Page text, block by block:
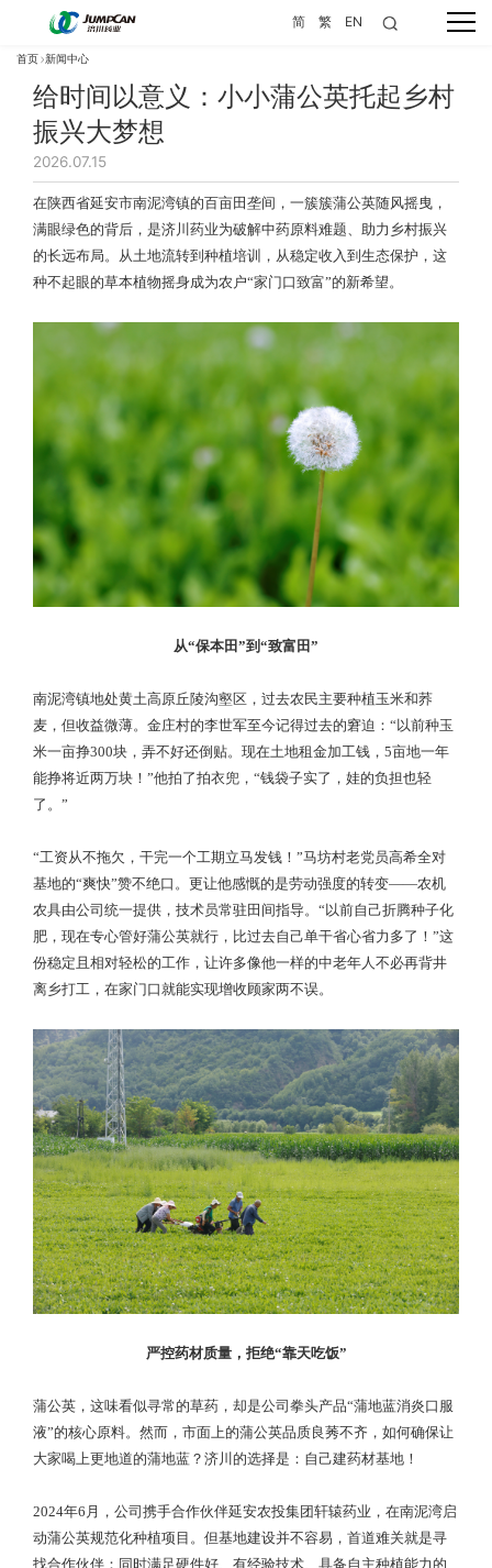
简 繁 EN
首页 新闻中心
给时间以意义：小小蒲公英托起乡村
振兴大梦想
2026.07.15
在陕西省延安市南泥湾镇的百亩田垄间，一簇簇蒲公英随风摇曳，
满眼绿色的背后，是济川药业为破解中药原料难题、助力乡村振兴
的长远布局。从土地流转到种植培训，从稳定收入到生态保护，这
种不起眼的草本植物摇身成为农户“家门口致富”的新希望。
从“保本田”到“致富田”
南泥湾镇地处黄土高原丘陵沟壑区，过去农民主要种植玉米和荞
麦，但收益微薄。金庄村的李世军至今记得过去的窘迫：“以前种玉
米一亩挣300块，弄不好还倒贴。现在土地租金加工钱，5亩地一年
能挣将近两万块！”他拍了拍衣兜，“钱袋子实了，娃的负担也轻
了。”
“工资从不拖欠，干完一个工期立马发钱！”马坊村老党员高希全对
基地的“爽快”赞不绝口。更让他感慨的是劳动强度的转变——农机
农具由公司统一提供，技术员常驻田间指导。“以前自己折腾种子化
肥，现在专心管好蒲公英就行，比过去自己单干省心省力多了！”这
份稳定且相对轻松的工作，让许多像他一样的中老年人不必再背井
离乡打工，在家门口就能实现增收顾家两不误。
严控药材质量，拒绝“靠天吃饭”
蒲公英，这味看似寻常的草药，却是公司拳头产品“蒲地蓝消炎口服
液”的核心原料。然而，市面上的蒲公英品质良莠不齐，如何确保让
大家喝上更地道的蒲地蓝？济川的选择是：自己建药材基地！
2024年6月，公司携手合作伙伴延安农投集团轩辕药业，在南泥湾启
动蒲公英规范化种植项目。但基地建设并不容易，首道难关就是寻
找合作伙伴：同时满足硬件好、有经验技术、具备自主种植能力的